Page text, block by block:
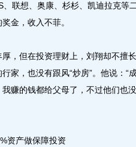
、联想、奥康、杉杉、凯迪拉克等
金，收入不菲。
但在投资理财上，刘翔却不擅长
家，也没有跟风“炒房”。他说：“
我赚的钱都给父母了，不过他们也
产做保障投资